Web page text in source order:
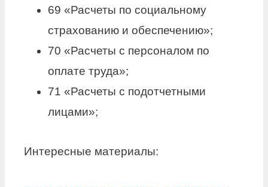
69 «Расчеты по социальному
страхованию и обеспечению»;
70 «Расчеты с персоналом по
оплате труда»;
71 «Расчеты с подотчетными
лицами»;
Интересные материалы: